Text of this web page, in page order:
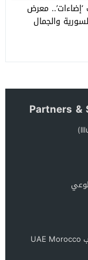
معرض
والجمال
رابطة عشاق المغرب UAE Morocco